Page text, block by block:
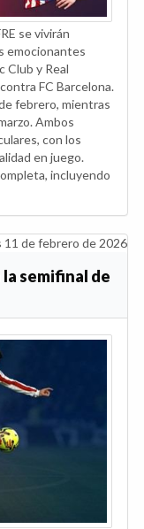
se vivirán
emocionantes
y Real
FC Barcelona.
febrero, mientras
Ambos
con los
en juego.
incluyendo
11 de febrero de 2026
semifinal de